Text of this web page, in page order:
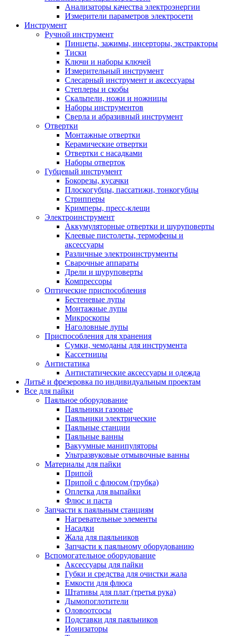
Анализаторы качества электроэнергии
Измерители параметров электросети
Инструмент
Ручной инструмент
Пинцеты, зажимы, инсерторы, экстракторы
Тиски
Ключи и наборы ключей
Измерительный инструмент
Слесарный инструмент и аксессуары
Степлеры и скобы
Скальпели, ножи и ножницы
Наборы инструментов
Сверла и абразивный инструмент
Отвертки
Монтажные отвертки
Керамические отвертки
Отвертки с насадками
Наборы отверток
Губцевый инструмент
Бокорезы, кусачки
Плоскогубцы, пассатижи, тонкогубцы
Стрипперы
Кримперы, пресс-клещи
Электроинструмент
Аккумуляторные отвертки и шуруповерты
Клеевые пистолеты, термофены и
аксессуары
Различные электроинструменты
Сварочные аппараты
Дрели и шуруповерты
Компрессоры
Оптические приспособления
Бестеневые лупы
Монтажные лупы
Микроскопы
Наголовные лупы
Приспособления для хранения
Сумки, чемоданы для инструмента
Кассетницы
Антистатика
Антистатические аксессуары и одежда
Литьё и фрезеровка по индивидуальным проектам
Все для пайки
Паяльное оборудование
Паяльники газовые
Паяльники электрические
Паяльные станции
Паяльные ванны
Вакуумные манипуляторы
Ультразвуковые отмывочные ванны
Материалы для пайки
Припой
Припой с флюсом (трубка)
Оплетка для выпайки
Флюс и паста
Запчасти к паяльным станциям
Нагревательные элементы
Насадки
Жала для паяльников
Запчасти к паяльному оборудованию
Вспомогательное оборудование
Аксессуары для пайки
Губки и средства для очистки жала
Емкости для флюса
Штативы для плат (третья рука)
Дымопоглотители
Оловоотсосы
Подставки для паяльников
Ионизаторы